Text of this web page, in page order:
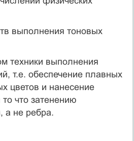
выполнения тоновых
техники выполнения
т.е. обеспечение плавных
цветов и нанесение
то что затенению
а не ребра.